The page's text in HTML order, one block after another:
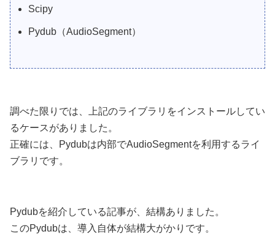
Scipy
Pydub（AudioSegment）
調べた限りでは、上記のライブラリをインストールしてい
るケースがありました。
正確には、Pydubは内部でAudioSegmentを利用するライ
ブラリです。
Pydubを紹介している記事が、結構ありました。
このPydubは、導入自体が結構大がかりです。